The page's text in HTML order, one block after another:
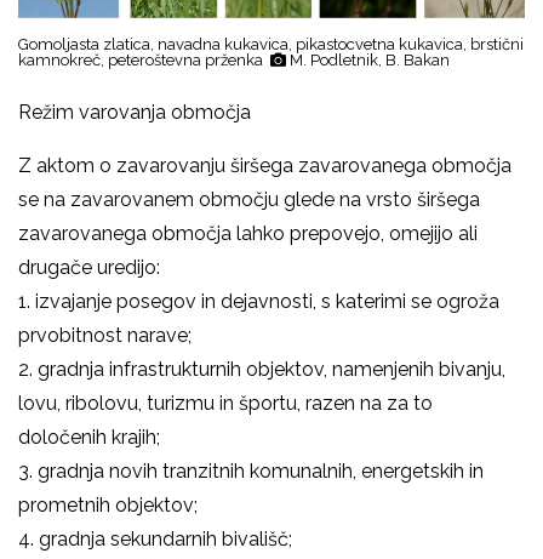
Gomoljasta zlatica, navadna kukavica, pikastocvetna kukavica, brstični
kamnokreč, peteroštevna prženka
M. Podletnik, B. Bakan
Režim varovanja območja
Z aktom o zavarovanju širšega zavarovanega območja
se na zavarovanem območju glede na vrsto širšega
zavarovanega območja lahko prepovejo, omejijo ali
drugače uredijo:
1. izvajanje posegov in dejavnosti, s katerimi se ogroža
prvobitnost narave;
2. gradnja infrastrukturnih objektov, namenjenih bivanju,
lovu, ribolovu, turizmu in športu, razen na za to
določenih krajih;
3. gradnja novih tranzitnih komunalnih, energetskih in
prometnih objektov;
4. gradnja sekundarnih bivališč;